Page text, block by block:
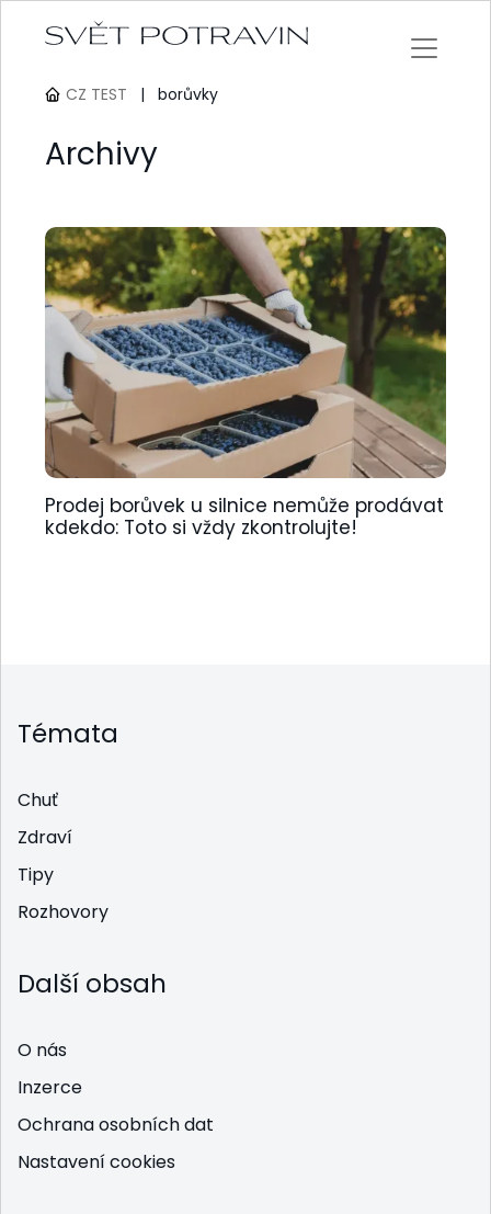
CZ TEST | borůvky
Archivy
Prodej borůvek u silnice nemůže prodávat
kdekdo: Toto si vždy zkontrolujte!
Témata
Chuť
Zdraví
Tipy
Rozhovory
Další obsah
O nás
Inzerce
Ochrana osobních dat
Nastavení cookies